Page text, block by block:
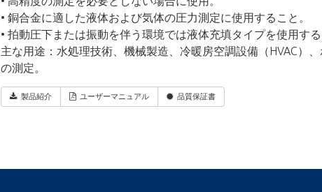
• 銅合金に適した液体および気体の圧力測定に使用すること。
• 拍動圧下または振動を伴う環境では液体充填タイプを使用する
主な用途：水処理技術、機械製造、冷暖房空調設備（HVAC）
の測定。
製品紹介 ユーザーマニュアル 品質保証書